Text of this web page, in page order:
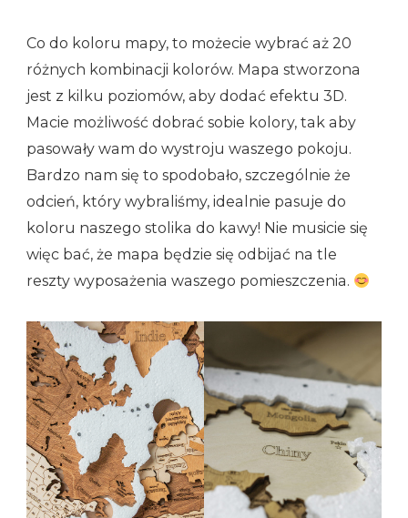
Co do koloru mapy, to możecie wybrać aż 20
różnych kombinacji kolorów. Mapa stworzona
jest z kilku poziomów, aby dodać efektu 3D.
Macie możliwość dobrać sobie kolory, tak aby
pasowały wam do wystroju waszego pokoju.
Bardzo nam się to spodobało, szczególnie że
odcień, który wybraliśmy, idealnie pasuje do
koloru naszego stolika do kawy! Nie musicie się
więc bać, że mapa będzie się odbijać na tle
reszty wyposażenia waszego pomieszczenia.